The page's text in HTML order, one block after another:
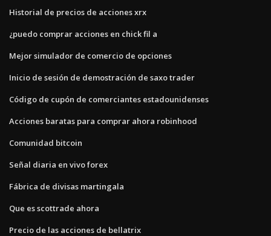
Historial de precios de acciones xrx
¿puedo comprar acciones en chick fil a
Mejor simulador de comercio de opciones
Inicio de sesión de demostración de saxo trader
Código de cupón de comerciantes estadounidenses
Acciones baratas para comprar ahora robinhood
Comunidad bitcoin
Señal diaria en vivo forex
Fábrica de divisas martingala
Que es scottrade ahora
Precio de las acciones de bellatrix